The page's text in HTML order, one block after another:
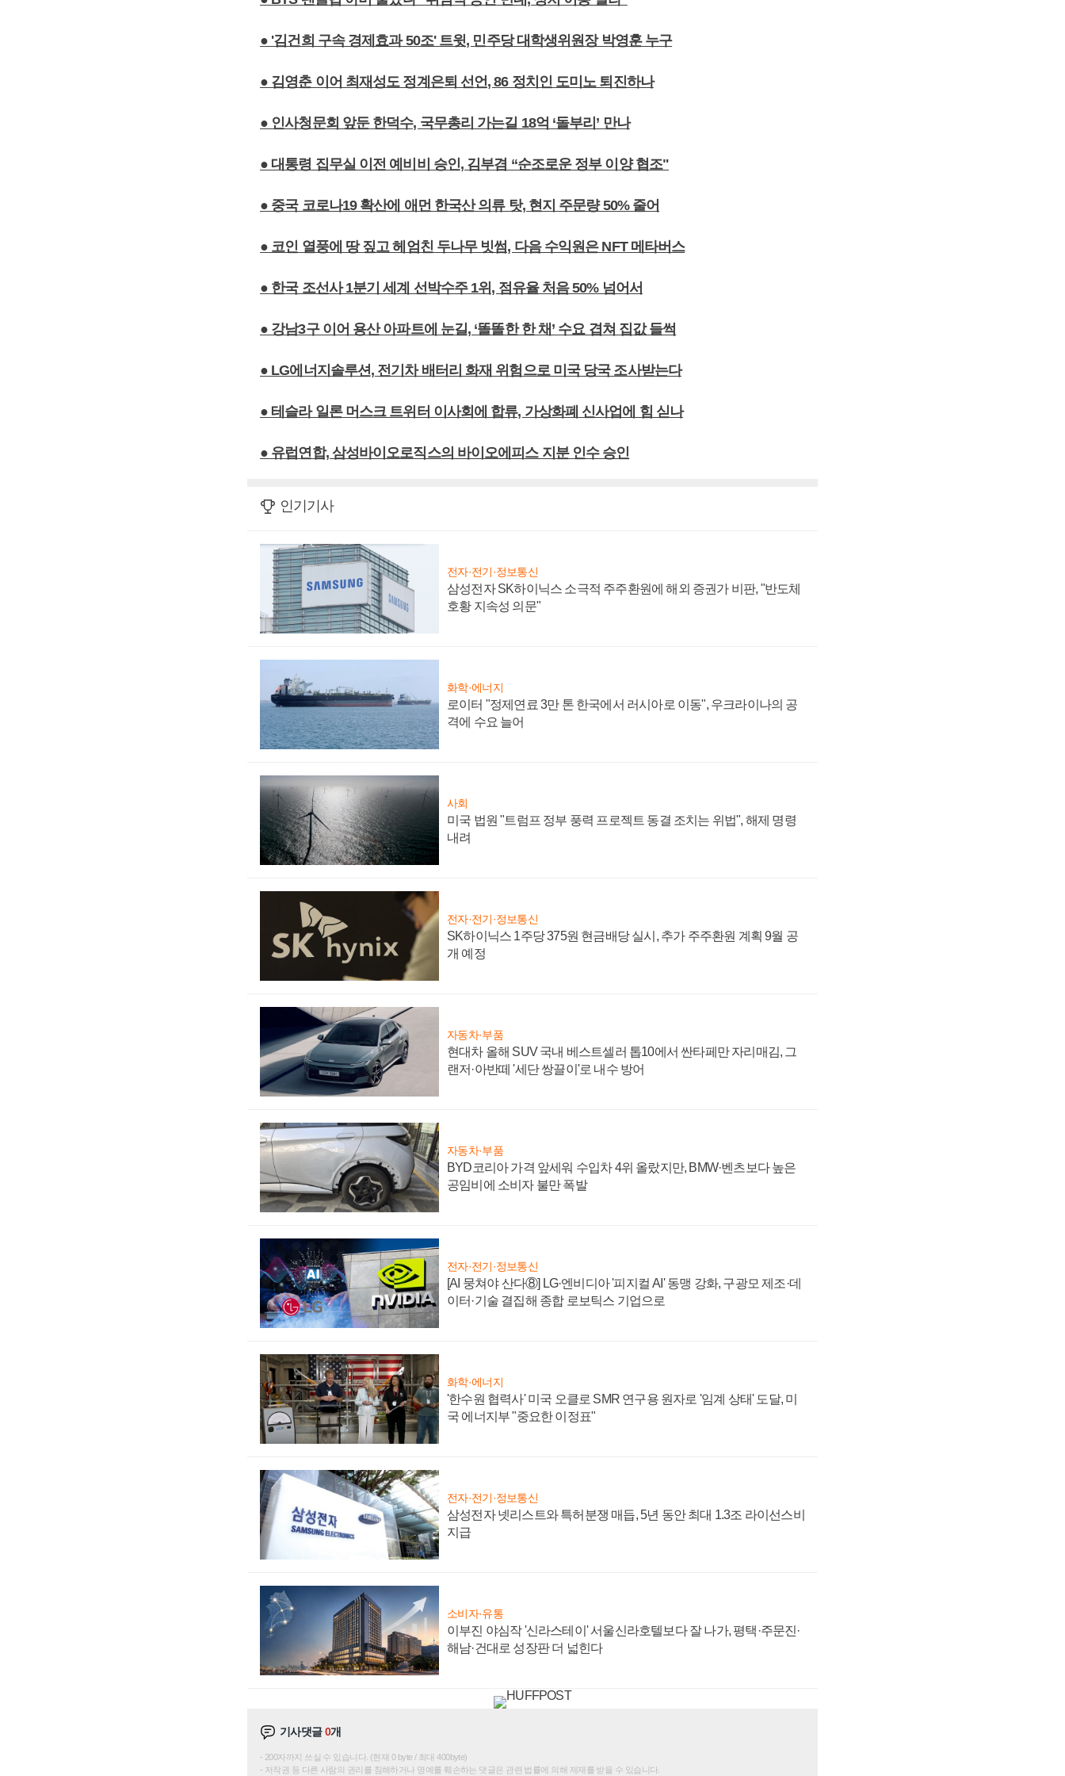
● '김건희 구속 경제효과 50조' 트윗, 민주당 대학생위원장 박영훈 누구
● 김영춘 이어 최재성도 정계은퇴 선언, 86 정치인 도미노 퇴진하나
● 인사청문회 앞둔 한덕수, 국무총리 가는길 18억 ‘돌부리’ 만나
● 대통령 집무실 이전 예비비 승인, 김부겸 “순조로운 정부 이양 협조"
● 중국 코로나19 확산에 애먼 한국산 의류 탓, 현지 주문량 50% 줄어
● 코인 열풍에 땅 짚고 헤엄친 두나무 빗썸, 다음 수익원은 NFT 메타버스
● 한국 조선사 1분기 세계 선박수주 1위, 점유율 처음 50% 넘어서
● 강남3구 이어 용산 아파트에 눈길, ‘똘똘한 한 채’ 수요 겹쳐 집값 들썩
● LG에너지솔루션, 전기차 배터리 화재 위험으로 미국 당국 조사받는다
● 테슬라 일론 머스크 트위터 이사회에 합류, 가상화폐 신사업에 힘 싣나
● 유럽연합, 삼성바이오로직스의 바이오에피스 지분 인수 승인
인기기사
전자·전기·정보통신
삼성전자 SK하이닉스 소극적 주주환원에 해외 증권가 비판, "반도체
호황 지속성 의문"
화학·에너지
로이터 "정제연료 3만 톤 한국에서 러시아로 이동", 우크라이나의 공
격에 수요 늘어
사회
미국 법원 "트럼프 정부 풍력 프로젝트 동결 조치는 위법", 해제 명령
내려
전자·전기·정보통신
SK하이닉스 1주당 375원 현금배당 실시, 추가 주주환원 계획 9월 공
개 예정
자동차·부품
현대차 올해 SUV 국내 베스트셀러 톱10에서 싼타페만 자리매김, 그
랜저·아반떼 '세단 쌍끌이'로 내수 방어
자동차·부품
BYD코리아 가격 앞세워 수입차 4위 올랐지만, BMW·벤츠보다 높은
공임비에 소비자 불만 폭발
전자·전기·정보통신
[AI 뭉쳐야 산다⑧] LG·엔비디아 '피지컬 AI' 동맹 강화, 구광모 제조·데
이터·기술 결집해 종합 로보틱스 기업으로
화학·에너지
'한수원 협력사' 미국 오클로 SMR 연구용 원자로 '임계 상태' 도달, 미
국 에너지부 "중요한 이정표"
전자·전기·정보통신
삼성전자 넷리스트와 특허분쟁 매듭, 5년 동안 최대 1.3조 라이선스비
지급
소비자·유통
이부진 야심작 '신라스테이' 서울신라호텔보다 잘 나가, 평택·주문진·
해남·건대로 성장판 더 넓힌다
기사댓글0개
200자까지 쓰실 수 있습니다. (현재 0 byte / 최대 400byte)
저작권 등 다른 사람의 권리를 침해하거나 명예를 훼손하는 댓글은 관련 법률에 의해 제재를 받을 수 있습니다.